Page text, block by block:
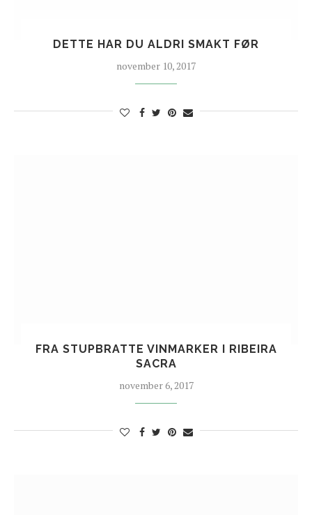
DETTE HAR DU ALDRI SMAKT FØR
november 10, 2017
FRA STUPBRATTE VINMARKER I RIBEIRA
SACRA
november 6, 2017